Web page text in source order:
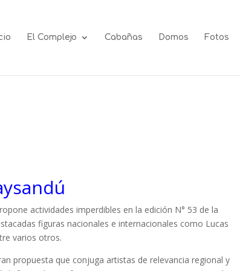
El Complejo Cabañas Domos Fotos
actividades imperdibles en la edición N° 53 de la
figuras nacionales e internacionales como Lucas
varios otros.
propuesta que conjuga artistas de relevancia regional y